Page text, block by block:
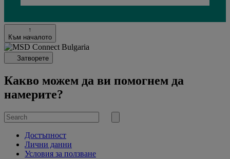
Loading...
↑
Към началото
Затворете
Какво можем да ви помогнем да
намерите?
Search
for
Submit
Достъпност
Лични данни
Условия за ползване